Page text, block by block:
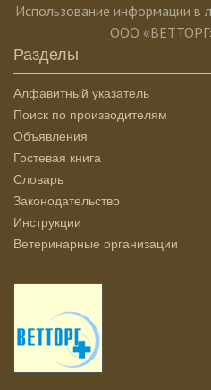
Использование информации в
ООО
Разделы
Алфавитный указатель
Поиск по производителям
Объявления
Гостевая книга
Словарь
Законодательство
Инструкции
Ветеринарные организации